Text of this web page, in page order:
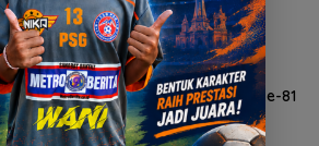
6, 2026
Agustusan Semarakkan HUT RI ke-81